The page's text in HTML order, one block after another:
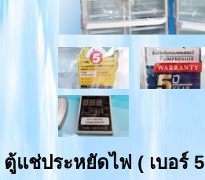
ตู้แช่ประหยัดไฟ ( เบอร์